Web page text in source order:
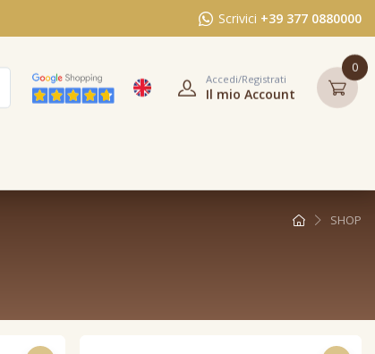
Scrivici +39 377 0880000
Accedi/Registrati
Il mio Account
0
SHOP